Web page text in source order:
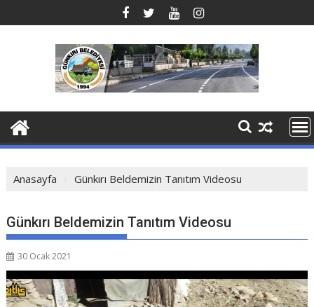
Anasayfa Günkırı Beldemizin Tanıtım Videosu
Günkırı Beldemizin Tanıtım Videosu
30 Ocak 2021